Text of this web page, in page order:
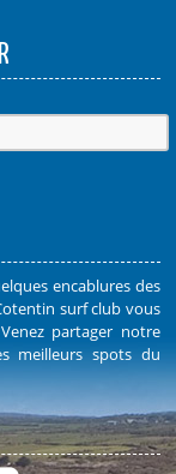
encablures des
surf club vous
partager notre
meilleurs spots du